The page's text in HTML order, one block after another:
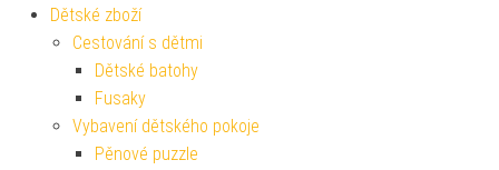
Dětské zboží
Cestování s dětmi
Dětské batohy
Fusaky
Vybavení dětského pokoje
Pěnové puzzle